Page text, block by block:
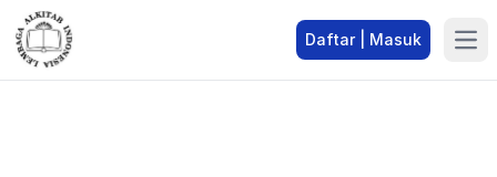
Daftar | Masuk